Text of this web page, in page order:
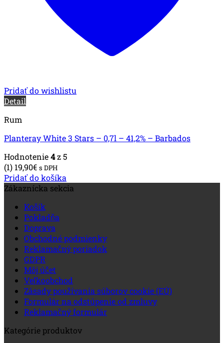
Pridať do wishlistu
Detail
Rum
Planteray White 3 Stars – 0,7l – 41,2% – Barbados
Hodnotenie4z 5
(1) 19,90€ s DPH
Pridať do košíka
Zákaznícka sekcia
Košík
Pokladňa
Doprava
Obchodné podmienky
Reklamačný poriadok
GDPR
Môj účet
Veľkoobchod
Zásady používania súborov cookie (EÚ)
Formulár na odstúpenie od zmluvy
Reklamačný formulár
Kategórie produktov